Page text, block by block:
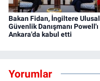
Bakan Fidan, İngiltere Ulusal
Güvenlik Danışmanı Powell'ı
Ankara'da kabul etti
Yorumlar